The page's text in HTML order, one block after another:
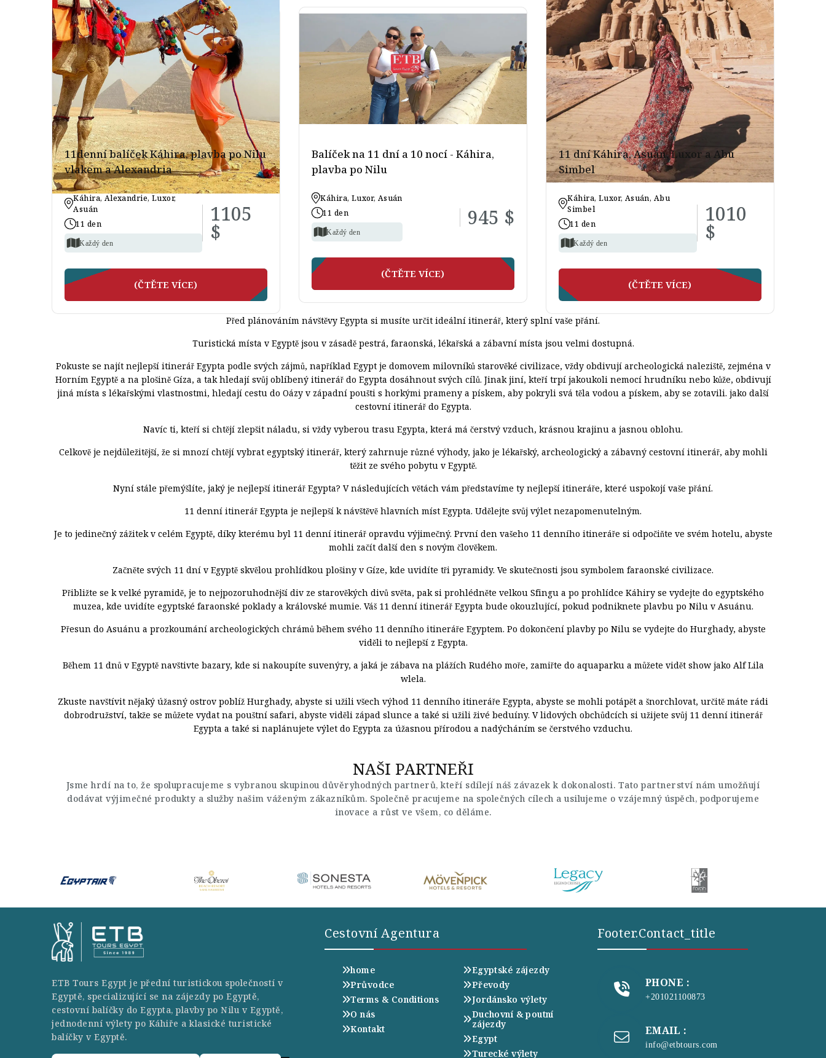
11denní balíček Káhira, plavba po Nilu
vlakem a Alexandria
Káhira, Alexandrie, Luxor,
Asuán
11 den
Každý den
1105
$
(ČTĚTE VÍCE)
Balíček na 11 dní a 10 nocí - Káhira,
plavba po Nilu
Káhira, Luxor, Asuán
11 den
Každý den
945 $
(ČTĚTE VÍCE)
11 dní Káhira, Asuán, Luxor a Abu
Simbel
Káhira, Luxor, Asuán, Abu
Simbel
11 den
Každý den
1010
$
(ČTĚTE VÍCE)
Před plánováním návštěvy Egypta si musíte určit ideální itinerář, který splní vaše přání.
Turistická místa v Egyptě jsou v zásadě pestrá, faraonská, lékařská a zábavní místa jsou velmi dostupná.
Pokuste se najít nejlepší itinerář Egypta podle svých zájmů, například Egypt je domovem milovníků starověké civilizace, vždy obdivují archeologická naleziště, zejména v
Horním Egyptě a na plošině Gíza, a tak hledají svůj oblíbený itinerář do Egypta dosáhnout svých cílů. Jinak jiní, kteří trpí jakoukoli nemocí hrudníku nebo kůže, obdivují
jiná místa s lékařskými vlastnostmi, hledají cestu do Oázy v západní poušti s horkými prameny a pískem, aby pokryli svá těla vodou a pískem, aby se zotavili. jako další
cestovní itinerář do Egypta.
Navíc ti, kteří si chtějí zlepšit náladu, si vždy vyberou trasu Egypta, která má čerstvý vzduch, krásnou krajinu a jasnou oblohu.
Celkově je nejdůležitější, že si mnozí chtějí vybrat egyptský itinerář, který zahrnuje různé výhody, jako je lékařský, archeologický a zábavný cestovní itinerář, aby mohli
těžit ze svého pobytu v Egyptě.
Nyní stále přemýšlíte, jaký je nejlepší itinerář Egypta? V následujících větách vám představíme ty nejlepší itineráře, které uspokojí vaše přání.
11 denní itinerář Egypta je nejlepší k návštěvě hlavních míst Egypta. Udělejte svůj výlet nezapomenutelným.
Je to jedinečný zážitek v celém Egyptě, díky kterému byl 11 denní itinerář opravdu výjimečný. První den vašeho 11 denního itineráře si odpočiňte ve svém hotelu, abyste
mohli začít další den s novým člověkem.
Začněte svých 11 dní v Egyptě skvělou prohlídkou plošiny v Gíze, kde uvidíte tři pyramidy. Ve skutečnosti jsou symbolem faraonské civilizace.
Přibližte se k velké pyramidě, je to nejpozoruhodnější div ze starověkých divů světa, pak si prohlédněte velkou Sfingu a po prohlídce Káhiry se vydejte do egyptského
muzea, kde uvidíte egyptské faraonské poklady a královské mumie. Váš 11 denní itinerář Egypta bude okouzlující, pokud podniknete plavbu po Nilu v Asuánu.
Přesun do Asuánu a prozkoumání archeologických chrámů během svého 11 denního itineráře Egyptem. Po dokončení plavby po Nilu se vydejte do Hurghady, abyste
viděli to nejlepší z Egypta.
Během 11 dnů v Egyptě navštivte bazary, kde si nakoupíte suvenýry, a jaká je zábava na plážích Rudého moře, zamiřte do aquaparku a můžete vidět show jako Alf Lila
wlela.
Zkuste navštívit nějaký úžasný ostrov poblíž Hurghady, abyste si užili všech výhod 11 denního itineráře Egypta, abyste se mohli potápět a šnorchlovat, určitě máte rádi
dobrodružství, takže se můžete vydat na pouštní safari, abyste viděli západ slunce a také si užili živé beduíny. V lidových obchůdcích si užijete svůj 11 denní itinerář
Egypta a také si naplánujete výlet do Egypta za úžasnou přírodou a nadýcháním se čerstvého vzduchu.
NAŠI PARTNEŘI
Jsme hrdí na to, že spolupracujeme s vybranou skupinou důvěryhodných partnerů, kteří sdílejí náš závazek k dokonalosti. Tato partnerství nám umožňují
dodávat výjimečné produkty a služby našim váženým zákazníkům. Společně pracujeme na společných cílech a usilujeme o vzájemný úspěch, podporujeme
inovace a růst ve všem, co děláme.
ETB Tours Egypt je přední turistickou společností v
Egyptě, specializující se na zájezdy po Egyptě,
cestovní balíčky do Egypta, plavby po Nilu v Egyptě,
jednodenní výlety po Káhiře a klasické turistické
balíčky v Egyptě.
Cestovní Agentura
home
Průvodce
Terms & Conditions
O nás
Kontakt
Egyptské zájezdy
Převody
Jordánsko výlety
Duchovní & poutní
zájezdy
Egypt
Turecké výlety
Footer.contact_title
PHONE :
+201021100873
EMAIL :
info@etbtours.com